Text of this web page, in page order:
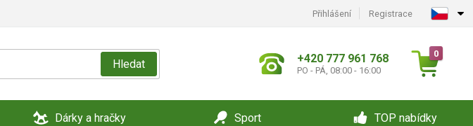
Přihlášení Registrace
Hledat +420 777 961 768
PO - PÁ, 08:00 - 16:00
0
Dárky a hračky Sport TOP nabídky